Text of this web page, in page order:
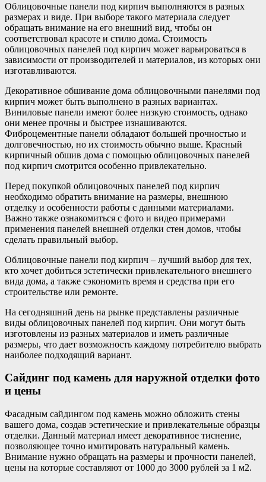
Облицовочные панели под кирпич выполняются в разных
размерах и виде. При выборе такого материала следует
обращать внимание на его внешний вид, чтобы он
соответствовал красоте и стилю дома. Стоимость
облицовочных панелей под кирпич может варьироваться в
зависимости от производителей и материалов, из которых они
изготавливаются.
Декоративное обшивание дома облицовочными панелями под
кирпич может быть выполнено в разных вариантах.
Виниловые панели имеют более низкую стоимость, однако
они менее прочны и быстрее изнашиваются.
Фиброцементные панели обладают большей прочностью и
долговечностью, но их стоимость обычно выше. Красный
кирпичный обшив дома с помощью облицовочных панелей
под кирпич смотрится особенно привлекательно.
Перед покупкой облицовочных панелей под кирпич
необходимо обратить внимание на размеры, внешнюю
отделку и особенности работы с данными материалами.
Важно также ознакомиться с фото и видео примерами
применения панелей внешней отделки стен домов, чтобы
сделать правильный выбор.
Облицовочные панели под кирпич – лучший выбор для тех,
кто хочет добиться эстетически привлекательного внешнего
вида дома, а также сэкономить время и средства при его
строительстве или ремонте.
На сегодняшний день на рынке представлены различные
виды облицовочных панелей под кирпич. Они могут быть
изготовлены из разных материалов и иметь различные
размеры, что дает возможность каждому потребителю выбрать
наиболее подходящий вариант.
Сайдинг под камень для наружной отделки фото
и цены
Фасадным сайдингом под камень можно обложить стены
вашего дома, создав эстетические и привлекательные образцы
отделки. Данный материал имеет декоративное тиснение,
позволяющее точно имитировать натуральный камень.
Внимание нужно обращать на размеры и прочности панелей,
цены на которые составляют от 1000 до 3000 рублей за 1 м2.